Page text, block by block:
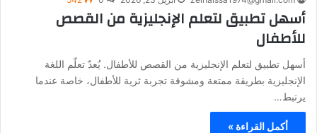
أسهل تطبيق لتعلم الإنجليزية من القصص
للأطفال
أسهل تطبيق لتعلم الإنجليزية من القصص للأطفال. يُعدّ تعلّم اللغة
الإنجليزية بطريقة ممتعة ومشوقة تجربة ثرية للأطفال، خاصة عندما
يرتبط…
أكمل القراءة »